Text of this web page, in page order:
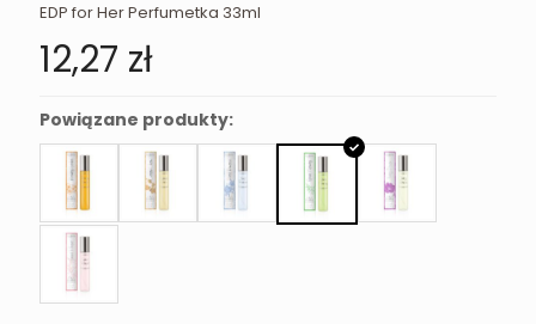
EDP for Her Perfumetka 33ml
12,27 zł
Powiązane produkty: